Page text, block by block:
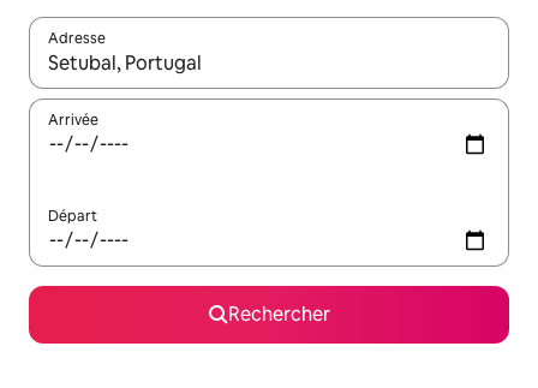
Adresse
Lorsque les résultats s'affichent, utilisez les flèches vers le
Arrivée
Départ
Rechercher